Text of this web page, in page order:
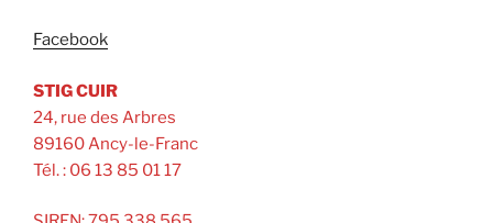
Facebook
STIG CUIR
24, rue des Arbres
89160 Ancy-le-Franc
Tél. : 06 13 85 01 17